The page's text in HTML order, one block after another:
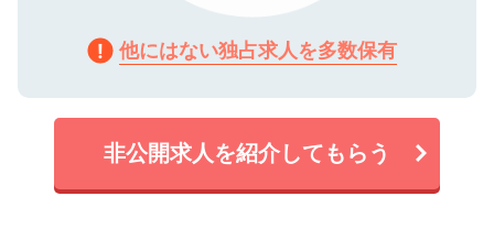
他にはない独占求人を多数保有
非公開求人を紹介してもらう